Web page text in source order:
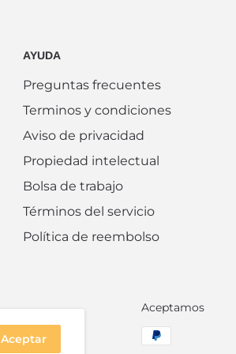
AYUDA
Preguntas frecuentes
Terminos y condiciones
Aviso de privacidad
Propiedad intelectual
Bolsa de trabajo
Términos del servicio
Política de reembolso
Aceptamos
Aceptar